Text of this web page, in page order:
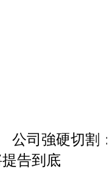
公司強硬切割
告到底